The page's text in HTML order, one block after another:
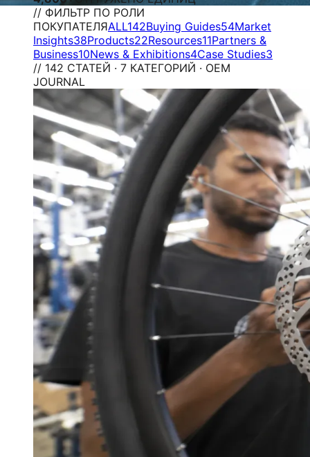
// ФИЛЬТР ПО РОЛИ
ПОКУПАТЕЛЯALL142Buying Guides54Market
Insights38Products22Resources11Partners &
Business10News & Exhibitions4Case Studies3
// 142 СТАТЕЙ · 7 КАТЕГОРИЙ · OEM
JOURNAL